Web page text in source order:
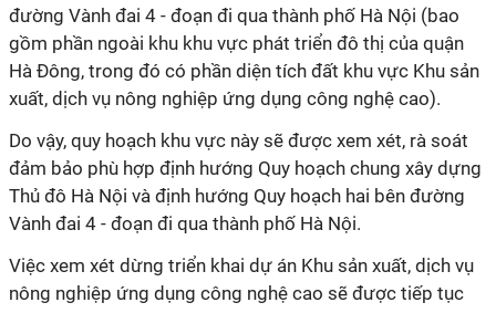
đường Vành đai 4 - đoạn đi qua thành phố Hà Nội (bao
gồm phần ngoài khu khu vực phát triển đô thị của quận
Hà Đông, trong đó có phần diện tích đất khu vực Khu sản
xuất, dịch vụ nông nghiệp ứng dụng công nghệ cao).
Do vậy, quy hoạch khu vực này sẽ được xem xét, rà soát
đảm bảo phù hợp định hướng Quy hoạch chung xây dựng
Thủ đô Hà Nội và định hướng Quy hoạch hai bên đường
Vành đai 4 - đoạn đi qua thành phố Hà Nội.
Việc xem xét dừng triển khai dự án Khu sản xuất, dịch vụ
nông nghiệp ứng dụng công nghệ cao sẽ được tiếp tục